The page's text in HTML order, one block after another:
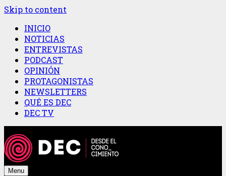
Skip to content
INICIO
NOTICIAS
ENTREVISTAS
PODCAST
OPINIÓN
PROTAGONISTAS
NEWSLETTERS
QUÉ ES DEC
DEC TV
Menu